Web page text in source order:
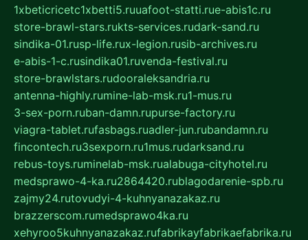
1xbeticricetc1xbetti5.ruuafoot-statti.rue-abis1c.ru
store-brawl-stars.rukts-services.rudark-sand.ru
sindika-01.rusp-life.rux-legion.rusib-archives.ru
e-abis-1-c.rusindika01.ruvenda-festival.ru
store-brawlstars.rudooraleksandria.ru
antenna-highly.rumine-lab-msk.ru1-mus.ru
3-sex-porn.ruban-damn.rupurse-factory.ru
viagra-tablet.rufasbags.ruadler-jun.rubandamn.ru
fincontech.ru3sexporn.ru1mus.rudarksand.ru
rebus-toys.ruminelab-msk.rualabuga-cityhotel.ru
medsprawo-4-ka.ru2864420.rublagodarenie-spb.ru
zajmy24.rutovudyi-4-kuhnyanazakaz.ru
brazzerscom.rumedsprawo4ka.ru
xehyroo5kuhnyanazakaz.rufabrikayfabrikaefabrika.ru